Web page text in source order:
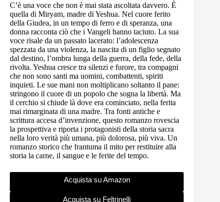
C’è una voce che non è mai stata ascoltata davvero. È
quella di Miryam, madre di Yeshua. Nel cuore ferito
della Giudea, in un tempo di ferro e di speranza, una
donna racconta ciò che i Vangeli hanno taciuto. La sua
voce risale da un passato lacerato: l’adolescenza
spezzata da una violenza, la nascita di un figlio segnato
dal destino, l’ombra lunga della guerra, della fede, della
rivolta. Yeshua cresce tra silenzi e furore, tra compagni
che non sono santi ma uomini, combattenti, spiriti
inquieti. Le sue mani non moltiplicano soltanto il pane:
stringono il cuore di un popolo che sogna la libertà. Ma
il cerchio si chiude là dove era cominciato, nella ferita
mai rimarginata di una madre. Tra fonti antiche e
scrittura accesa d’invenzione, questo romanzo rovescia
la prospettiva e riporta i protagonisti della storia sacra
nella loro verità più umana, più dolorosa, più viva. Un
romanzo storico che frantuma il mito per restituire alla
storia la carne, il sangue e le ferite del tempo.
Acquista su Amazon
Acquista su Feltrinelli